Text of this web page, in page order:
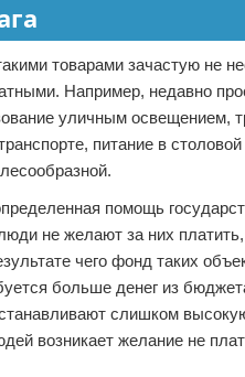
товарами зачастую не
Например, недавно
уличным освещением,
питание в
помощь
не желают за них
чего фонд таких
больше денег из
слишком
возникает желание не